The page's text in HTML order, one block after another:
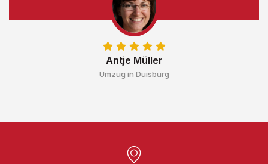
Antje Müller
Umzug in Duisburg